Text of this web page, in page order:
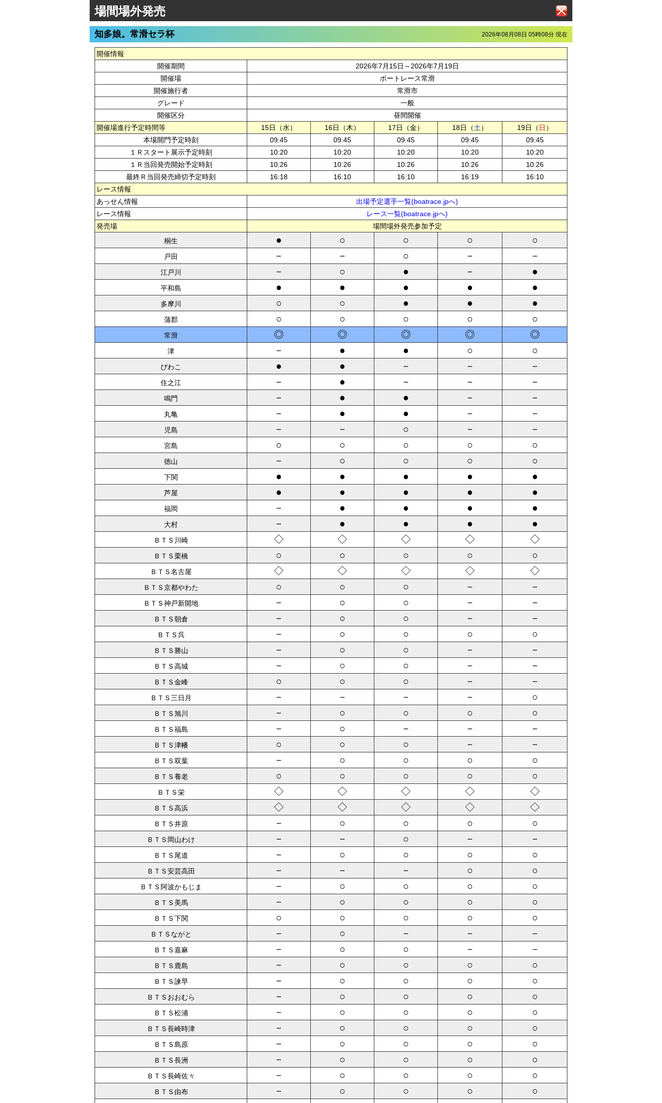
場間場外発売
2026年08月08日 05時08分 現在
知多娘。常滑セラ杯
開催情報
開催期間
2026年7月15日～2026年7月19日
開催場
ボートレース常滑
開催施行者
常滑市
グレード
一般
開催区分
昼間開催
開催場進行予定時間等
15日（水） 16日（木） 17日（金） 18日（土） 19日（ 日 ）
本場開門予定時刻
09:45 09:45 09:45 09:45
09:45
１Ｒスタート展示予定時刻
10:20 10:20 10:20 10:20
10:20
１Ｒ当回発売開始予定時刻
10:26 10:26 10:26 10:26
10:26
最終Ｒ当回発売締切予定時刻
16:18 16:10 16:10 16:19
16:10
レース情報
あっせん情報
出場予定選手一覧(boatrace.jpへ)
レース情報
レース一覧(boatrace.jpへ)
発売場
場間場外発売参加予定
桐生
● ○ ○ ○ ○
戸田 － － ○ － －
江戸川 － ○ ● － ●
平和島 ● ● ● ● ●
多摩川 ○ ○ ● ● ●
蒲郡 ○ ○ ○ ○ ○
常滑 ◎ ◎ ◎ ◎ ◎
津 － ● ● ○ ○
びわこ ● ● － － －
住之江 － ● － － －
鳴門 － ● ● － －
丸亀 － ● ● － －
児島 － － ○ － －
宮島 ○ ○ ○ ○ ○
徳山 － ○ ○ ○ ○
下関 ● ● ● ● ●
芦屋 ● ● ● ● ●
福岡 － ● ● ● ●
大村 － ● ● ● ●
ＢＴＳ川崎 ◇ ◇ ◇ ◇ ◇
ＢＴＳ栗橋 ○ ○ ○ ○ ○
ＢＴＳ名古屋 ◇ ◇ ◇ ◇ ◇
ＢＴＳ京都やわた ○ ○ ○ － －
ＢＴＳ神戸新開地 － ○ ○ － －
ＢＴＳ朝倉 － ○ ○ － －
ＢＴＳ呉 － ○ ○ ○ ○
ＢＴＳ勝山 － ○ ○ － －
ＢＴＳ高城 － ○ ○ － －
ＢＴＳ金峰 ○ ○ ○ － －
ＢＴＳ三日月 － － － － ○
ＢＴＳ旭川 － ○ ○ ○ ○
ＢＴＳ福島 － ○ － － －
ＢＴＳ津幡 ○ ○ ○ － －
ＢＴＳ双葉 － ○ ○ ○ ○
ＢＴＳ養老 ○ ○ ○ ○ ○
ＢＴＳ栄 ◇ ◇ ◇ ◇ ◇
ＢＴＳ高浜 ◇ ◇ ◇ ◇ ◇
ＢＴＳ井原 － ○ ○ ○ ○
ＢＴＳ岡山わけ － － ○ － －
ＢＴＳ尾道 － ○ ○ ○ ○
ＢＴＳ安芸高田 － － － ○ ○
ＢＴＳ阿波かもじま － ○ ○ ○ ○
ＢＴＳ美馬 － ○ ○ ○ ○
ＢＴＳ下関 ○ ○ ○ ○ ○
ＢＴＳながと － ○ － － －
ＢＴＳ嘉麻 － ○ ○ － －
ＢＴＳ鹿島 － ○ ○ ○ ○
ＢＴＳ諫早 － ○ ○ ○ ○
ＢＴＳおおむら － ○ ○ ○ ○
ＢＴＳ松浦 － ○ ○ ○ ○
ＢＴＳ長崎時津 － ○ ○ ○ ○
ＢＴＳ島原 － ○ ○ ○ ○
ＢＴＳ長洲 － ○ ○ ○ ○
ＢＴＳ長崎佐々 － ○ ○ ○ ○
ＢＴＳ由布 － ○ ○ ○
○